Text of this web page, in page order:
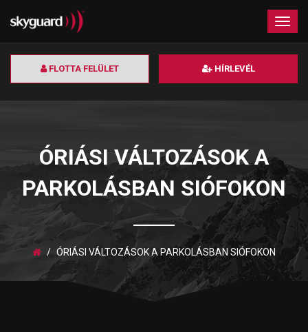
FLOTTA FELÜLET HÍRLEVÉL
×
ÓRIÁSI VÁLTOZÁSOK A
PARKOLÁSBAN SIÓFOKON
ÓRIÁSI VÁLTOZÁSOK A PARKOLÁSBAN SIÓFOKON